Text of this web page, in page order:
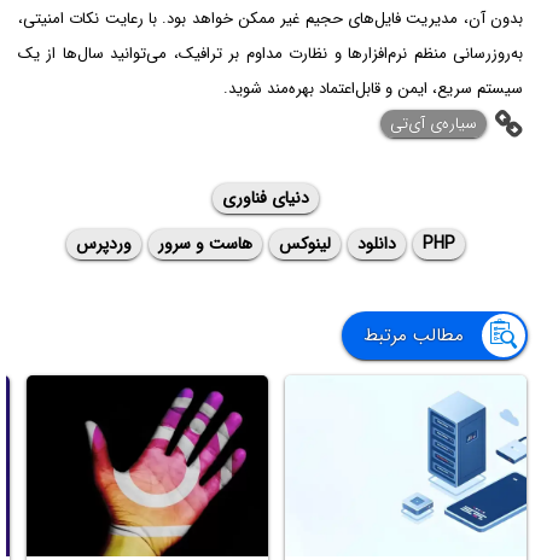
بدون آن، مدیریت فایل‌های حجیم غیر ممکن خواهد بود. با رعایت نکات امنیتی،
به‌روزرسانی منظم نرم‌افزارها و نظارت مداوم بر ترافیک، می‌توانید سال‌ها از یک
سیستم سریع، ایمن و قابل‌اعتماد بهره‌مند شوید.
‌سیاره‌ی آی‌تی
دنیای فناوری
PHP
دانلود لینوکس هاست و سرور وردپرس
مطالب مرتبط